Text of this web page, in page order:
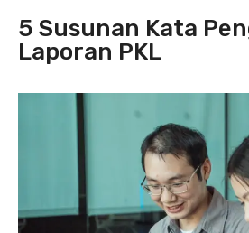
5 Susunan Kata
Laporan PKL